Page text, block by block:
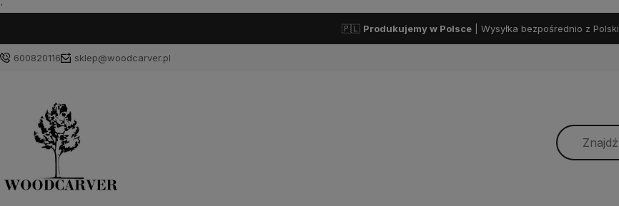
'
🇵🇱 Produkujemy w Polsce | Wysyłka bezpośrednio z Polski
600820116 sklep@woodcarver.pl